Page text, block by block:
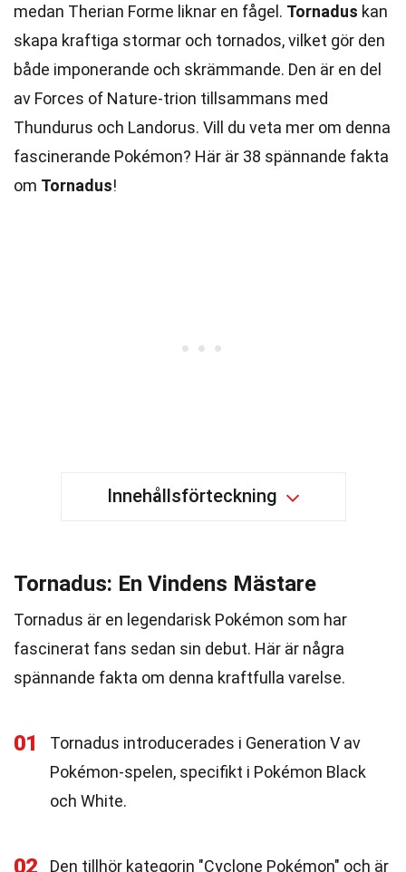
medan Therian Forme liknar en fågel. Tornadus kan
skapa kraftiga stormar och tornados, vilket gör den
både imponerande och skrämmande. Den är en del
av Forces of Nature-trion tillsammans med
Thundurus och Landorus. Vill du veta mer om denna
fascinerande Pokémon? Här är 38 spännande fakta
om Tornadus!
Innehållsförteckning
Tornadus: En Vindens Mästare
Tornadus är en legendarisk Pokémon som har
fascinerat fans sedan sin debut. Här är några
spännande fakta om denna kraftfulla varelse.
01
Tornadus introducerades i Generation V av
Pokémon-spelen, specifikt i Pokémon Black
och White.
02
Den tillhör kategorin "Cyclone Pokémon" och är